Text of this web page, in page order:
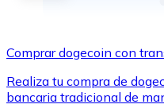
Utiliza tarjetas Visa
Comprar con tarjeta
Tienda - Tarjetas
Comprar dogecoin con
Realiza tu compra de
bancaria tradicional de